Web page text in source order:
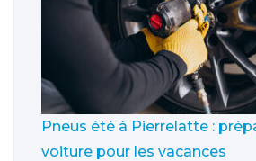
Pneus été à Pierrelatte :
voiture pour les vacances